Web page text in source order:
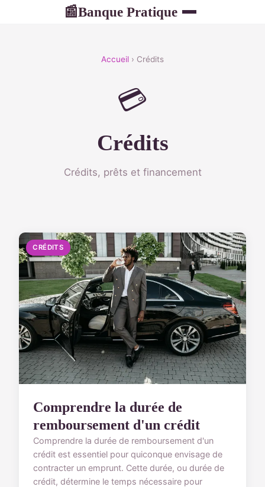
📰Banque Pratique
Accueil › Crédits
💳
Crédits
Crédits, prêts et financement
CRÉDITS
Comprendre la durée de
remboursement d'un crédit
Comprendre la durée de remboursement d'un
crédit est essentiel pour quiconque envisage de
contracter un emprunt. Cette durée, ou durée de
crédit, détermine le temps nécessaire pour